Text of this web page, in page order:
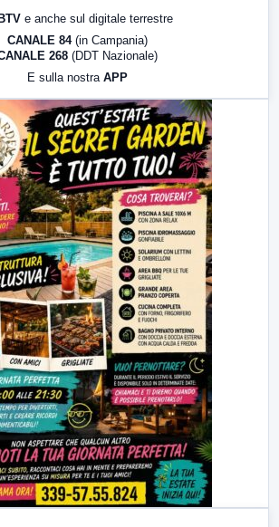
LabNews (replica)
e anche sul digitale terrestre
CANALE 84 (in Campania)
268 (DDT Nazionale)
E sulla nostra APP